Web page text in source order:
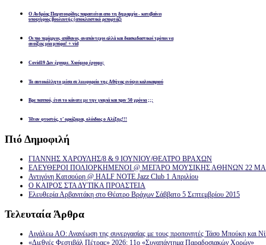
Ο Ανδρέας Παχατουρίδης παραιτείται απο τη δημαρχία - κατεβαίνει
υποψήφιος βουλευτής (αποκλειστικό ρεπορτάζ)
Οι πιο περίεργοι, απίθανοι, αναπάντεχοι αλλά και διασκεδαστικοί τρόποι να
ανοίξεις μία μπύρα! + vid
Covid19 Δεν έχουμε. Χιούμορ έχουμε;
Το αυτοκόλλητο μέσα σε λεωφορείο της Αθήνας ενόψει καλοκαιριού
Βρε παππού, έτσι το κάνατε με την γιαγιά και πριν 50 χρόνια ;;;
Ήταν φτυστός, τ’ ορκίζομαι, ολόιδιος ο Αλέξης!!!
Πιό Δημοφιλή
ΓΙΑΝΝΗΣ ΧΑΡΟΥΛΗΣ/8 & 9 ΙΟΥΝΙΟΥ/ΘΕΑΤΡΟ ΒΡΑΧΩΝ
ΕΛΕΥΘΕΡΟΙ ΠΟΛΙΟΡΚΗΜΕΝΟΙ @ ΜΕΓΑΡΟ ΜΟΥΣΙΚΗΣ ΑΘΗΝΩΝ 22
Αντιγόνη Κατσούρη @ HALF NOTE Jazz Club 1 Απριλίου
Ο ΚΑΙΡΟΣ ΣΤΑ ΔΥΤΙΚΑ ΠΡΟΑΣΤΕΙΑ
Ελευθερία Αρβανιτάκη στο Θέατρο Βράχων Σάββατο 5 Σεπτεμβρίου 2015
Τελευταία Άρθρα
Αιγάλεω ΑΟ: Ανανέωση της συνεργασίας με τους προπονητές Τάσο Μπούκη και
«Διεθνές Φεστιβάλ Πέτρας» 2026: 11ο «Συναπάντημα Παραδοσιακών Χορών»